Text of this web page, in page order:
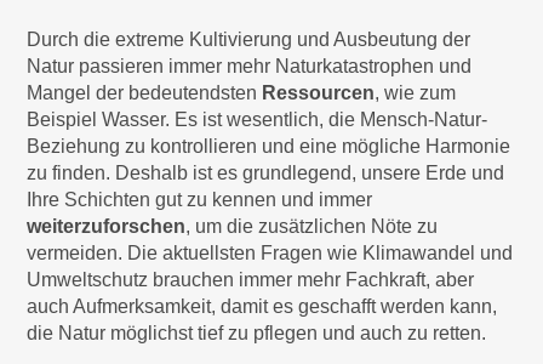
Durch die extreme Kultivierung und Ausbeutung der
Natur passieren immer mehr Naturkatastrophen und
Mangel der bedeutendsten Ressourcen, wie zum
Beispiel Wasser. Es ist wesentlich, die Mensch-Natur-
Beziehung zu kontrollieren und eine mögliche Harmonie
zu finden. Deshalb ist es grundlegend, unsere Erde und
Ihre Schichten gut zu kennen und immer
weiterzuforschen, um die zusätzlichen Nöte zu
vermeiden. Die aktuellsten Fragen wie Klimawandel und
Umweltschutz brauchen immer mehr Fachkraft, aber
auch Aufmerksamkeit, damit es geschafft werden kann,
die Natur möglichst tief zu pflegen und auch zu retten.